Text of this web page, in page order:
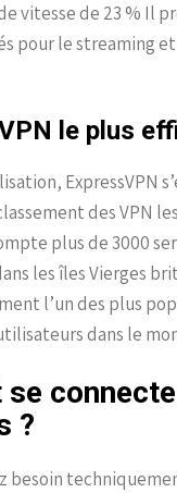
vitesse de 23 % Il
pour le streaming
le plus
ExpressVPN
des VPN
plus de 3000
les îles Vierges
l’un des plus
dans le
?
besoin